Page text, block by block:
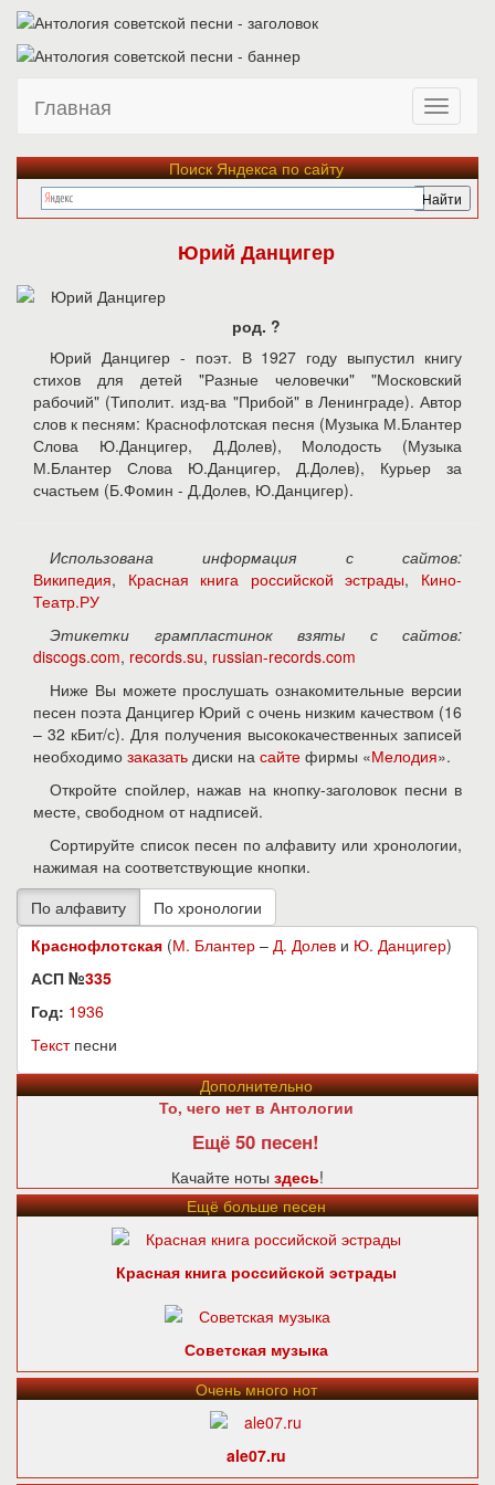
Главная
Поиск Яндекса по сайту
Юрий Данцигер
род. ?
Юрий Данцигер - поэт. В 1927 году выпустил книгу
стихов для детей "Разные человечки" "Московский
рабочий" (Типолит. изд-ва "Прибой" в Ленинграде). Автор
слов к песням: Краснофлотская песня (Музыка М.Блантер
Слова Ю.Данцигер, Д.Долев), Молодость (Музыка
М.Блантер Слова Ю.Данцигер, Д.Долев), Курьер за
счастьем (Б.Фомин - Д.Долев, Ю.Данцигер).
Использована информация с сайтов:
Википедия, Красная книга российской эстрады, Кино-
Театр.РУ
Этикетки грампластинок взяты с сайтов:
discogs.com, records.su, russian-records.com
Ниже Вы можете прослушать ознакомительные версии
песен поэта Данцигер Юрий с очень низким качеством (16
– 32 кБит/с). Для получения высококачественных записей
необходимо заказать диски на сайте фирмы «Мелодия».
Откройте спойлер, нажав на кнопку-заголовок песни в
месте, свободном от надписей.
Сортируйте список песен по алфавиту или хронологии,
нажимая на соответствующие кнопки.
Краснофлотская (М. Блантер – Д. Долев и Ю. Данцигер)
АСП №335
Год: 1936
Текстпесни
Дополнительно
То, чего нет в Антологии
Ещё 50 песен!
Качайте ноты здесь!
Ещё больше песен
Красная книга российской эстрады
Советская музыка
Очень много нот
ale07.ru